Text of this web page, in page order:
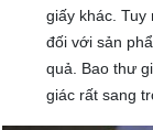
giấy khác.
đối với sản
quả. Bao thư
giác rất sang